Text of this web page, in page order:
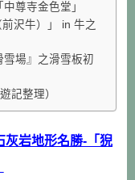
尊寺金色堂」
沢牛）」 in 牛之
雪場』之滑雪板初
記整理）
灰岩地形名勝-「猊